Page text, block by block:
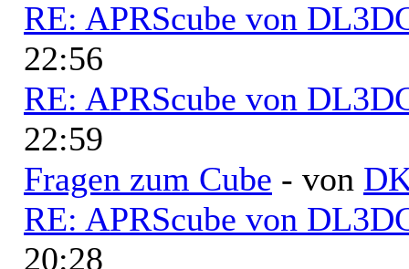
RE: APRScube von
22:56
RE: APRScube von
22:59
Fragen zum Cube - von
RE: APRScube von
20:28